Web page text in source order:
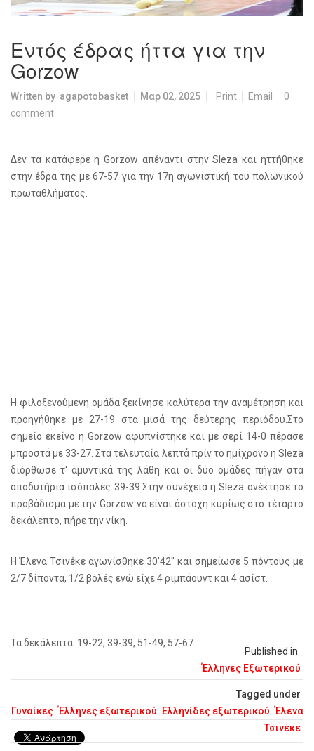
Εντός έδρας ήττα για την
Gorzow
Written by agapotobasket Μαρ 02, 2025 Print Email
0
comment
Published in
Έλληνες Εξωτερικού
Tagged under
Γυναίκες Έλληνες εξωτερικού Ελληνίδες εξωτερικού Έλενα
Τσινέκε
Δεν τα κατάφερε η Gorzow απέναντι στην Sleza και ηττήθηκε
στην έδρα της με 67-57 για την 17η αγωνιστική του πολωνικού
πρωταθλήματος.
Η φιλοξενούμενη ομάδα ξεκίνησε καλύτερα την αναμέτρηση και
προηγήθηκε με 27-19 στα μισά της δεύτερης περιόδου.Στο
σημείο εκείνο η Gorzow αφυπνίστηκε και με σερί 14-0 πέρασε
μπροστά με 33-27. Στα τελευταία λεπτά πρίν το ημίχρονο η Sleza
διόρθωσε τ' αμυντικά της λάθη και οι δύο ομάδες πήγαν στα
αποδυτήρια ισόπαλες 39-39.Στην συνέχεια η Sleza ανέκτησε το
προβάδισμα με την Gorzow να είναι άστοχη κυρίως στο τέταρτο
δεκάλεπτο, πήρε την νίκη.
Η Έλενα Τσινέκε αγωνίσθηκε 30'42" και σημείωσε 5 πόντους με
2/7 δίποντα, 1/2 βολές ενώ είχε 4 ριμπάουντ και 4 ασίστ.
Τα δεκάλεπτα: 19-22, 39-39, 51-49, 57-67.